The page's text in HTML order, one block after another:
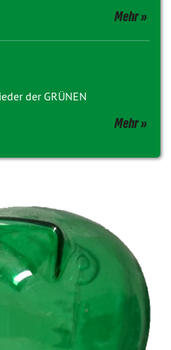
Mehr
der GRÜNEN
Mehr